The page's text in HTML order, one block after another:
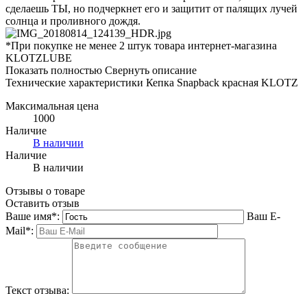
сделаешь ТЫ, но подчеркнет его и защитит от палящих лучей
солнца и проливного дождя.
*При покупке не менее 2 штук товара интернет-магазина
KLOTZLUBE
Показать полностью Свернуть описание
Технические характеристики Кепка Snapback красная KLOTZ
Максимальная цена
1000
Наличие
В наличии
Наличие
В наличии
Отзывы о товаре
Оставить отзыв
Ваше имя*:
Ваш E-
Mail*:
Текст отзыва: